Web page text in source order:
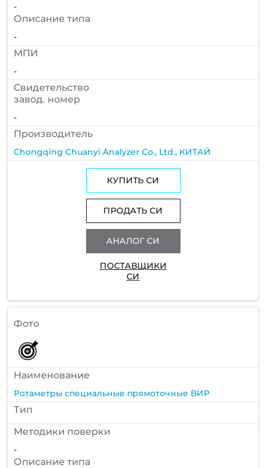
-
Описание типа
-
МПИ
-
Cвидетельство
завод. номер
-
Производитель
Chongqing Chuanyi Analyzer Co., Ltd., КИТАЙ
КУПИТЬ СИ
ПРОДАТЬ СИ
АНАЛОГ СИ
ПОСТАВЩИКИ
СИ
Фото
Наименование
Ротаметры специальные прямоточные ВИР
Тип
Методики поверки
-
Описание типа